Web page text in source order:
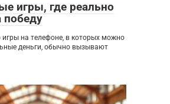
игры, где реально
победу
игры на телефоне, в которых можно
деньги, обычно вызывают